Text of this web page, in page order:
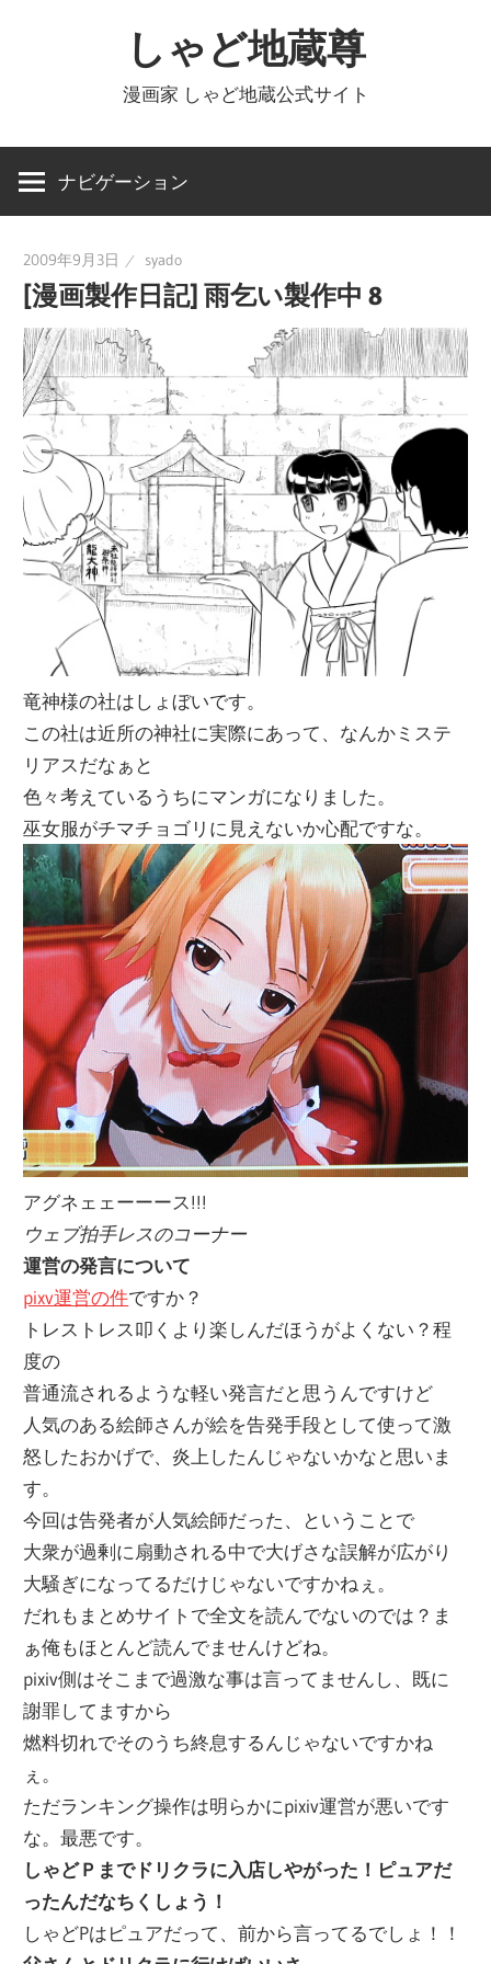
ツ
しゃど地蔵尊
漫画家 しゃど地蔵公式サイト
ナビゲーション
2009年9月3日 syado
[漫画製作日記] 雨乞い製作中 8
竜神様の社はしょぼいです。
この社は近所の神社に実際にあって、なんかミステ
リアスだなぁと
色々考えているうちにマンガになりました。
巫女服がチマチョゴリに見えないか心配ですな。
アグネェェーーース!!!
ウェブ拍手レスのコーナー
運営の発言について
pixv運営の件ですか？
トレストレス叩くより楽しんだほうがよくない？程
度の
普通流されるような軽い発言だと思うんですけど
人気のある絵師さんが絵を告発手段として使って激
怒したおかげで、炎上したんじゃないかなと思いま
す。
今回は告発者が人気絵師だった、ということで
大衆が過剰に扇動される中で大げさな誤解が広がり
大騒ぎになってるだけじゃないですかねぇ。
だれもまとめサイトで全文を読んでないのでは？ま
ぁ俺もほとんど読んでませんけどね。
pixiv側はそこまで過激な事は言ってませんし、既に
謝罪してますから
燃料切れでそのうち終息するんじゃないですかね
ぇ。
ただランキング操作は明らかにpixiv運営が悪いです
な。最悪です。
しゃどＰまでドリクラに入店しやがった！ピュアだ
ったんだなちくしょう！
しゃどPはピュアだって、前から言ってるでしょ！！